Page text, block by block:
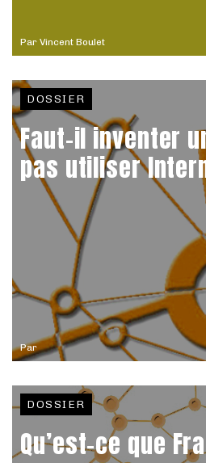
Par Vincent Boulet
Par
DOSSIER
Faut-il inventer
pas utiliser
DOSSIER
Qu’est-ce que